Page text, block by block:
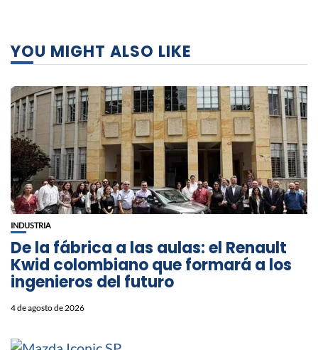
YOU MIGHT ALSO LIKE
INDUSTRIA
De la fábrica a las aulas: el Renault
Kwid colombiano que formará a los
ingenieros del futuro
4 de agosto de 2026